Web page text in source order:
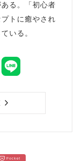
る。「初心者
トに癒やされ
いる。
Pocket